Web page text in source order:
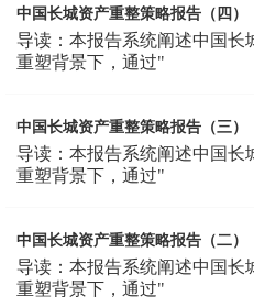
中国长城资产重整策略报告（四）
导读：本报告系统阐述中国长
重塑背景下，通过"
中国长城资产重整策略报告（三）
导读：本报告系统阐述中国长
重塑背景下，通过"
中国长城资产重整策略报告（二）
导读：本报告系统阐述中国长
重塑背景下，通过"